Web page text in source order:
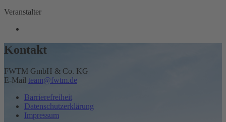
Veranstalter
Kontakt
FWTM GmbH & Co. KG
E-Mail team@fwtm.de
Barrierefreiheit
Datenschutzerklärung
Impressum